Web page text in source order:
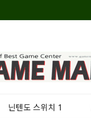
닌텐도 스위치 1